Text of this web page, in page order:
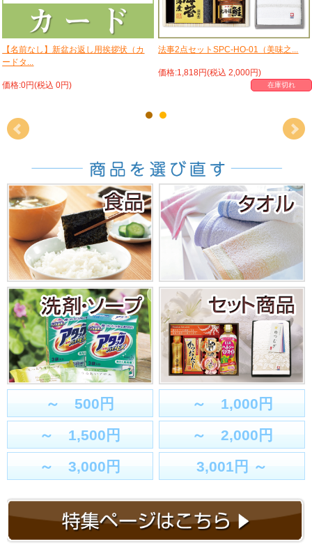
【名前なし】新盆お返し用挨拶状（カ
ードタ...
価格:0円(税込 0円)
法事2点セットSPC-HO-01（美味之...
価格:1,818円(税込 2,000円)
在庫切れ
～ 500円
～ 1,000円
～ 1,500円
～ 2,000円
～ 3,000円
3,001円 ～